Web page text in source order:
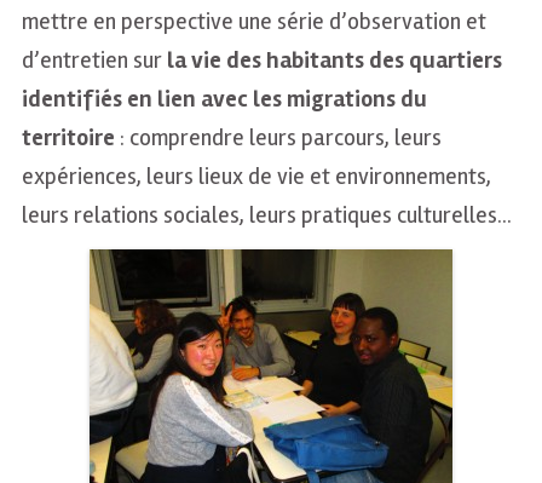
mettre en perspective une série d’observation et
d’entretien surla vie des habitants des quartiers
identifiés en lien avec les migrations du
territoire : comprendre leurs parcours, leurs
expériences, leurs lieux de vie et environnements,
leurs relations sociales, leurs pratiques culturelles…